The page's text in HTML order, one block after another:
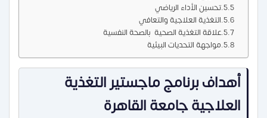
تحسين الأداء الرياضي
التغذية العلاجية والتعافي
علاقة التغذية الصحية بالصحة النفسية
مواجهة التحديات البيئية
أهداف برنامج ماجستير التغذية
العلاجية جامعة القاهرة